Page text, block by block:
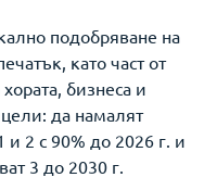
подобряване на
като част от
бизнеса и
цели: да намалят
2 с 90% до 2026 г. и
3 до 2030 г.